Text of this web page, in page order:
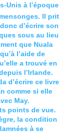
Unis à l’époque
Il prit
d’écrire son
sous au lieu
que Nuala
l’aide de
a trouvé en
l’Irlande.
d’écrire ce livre
comme si elle
May.
points de vue.
la condition
à se